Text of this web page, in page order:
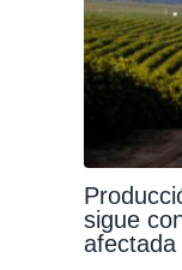
sigue
afectada